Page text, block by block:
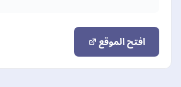
افتح الموقع